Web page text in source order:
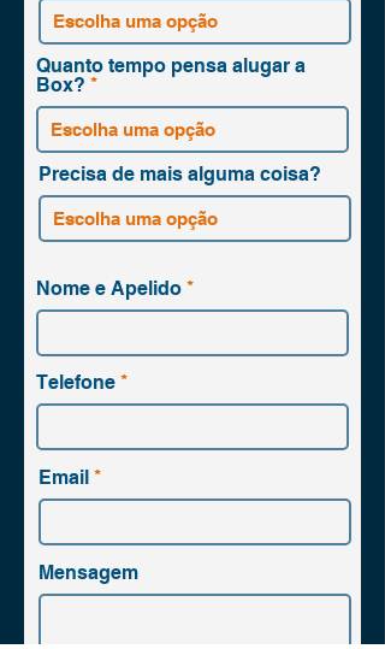
Quanto tempo pensa alugar a
Box?
Precisa de mais alguma coisa?
Nome e Apelido
Telefone
Email
Mensagem